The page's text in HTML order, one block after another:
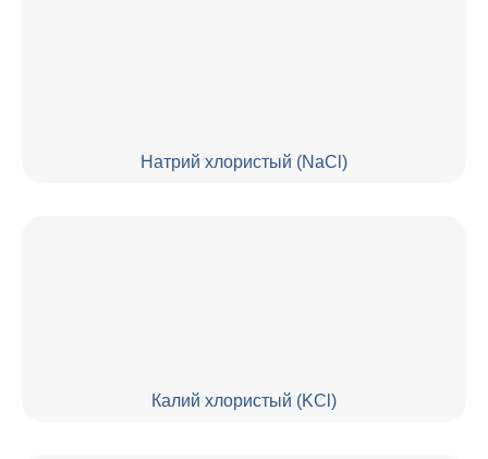
Натрий хлористый (NaCl)
Калий хлористый (KCl)